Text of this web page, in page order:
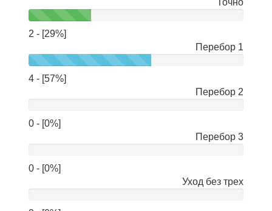
2 - [29%]
Перебор 1
4 - [57%]
Перебор 2
0 - [0%]
Перебор 3
0 - [0%]
Уход без трех